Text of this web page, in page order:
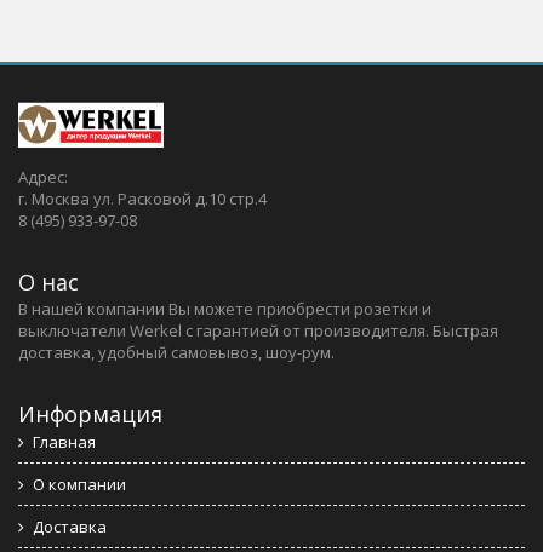
Адрес:
г. Москва ул. Расковой д.10 стр.4
8 (495) 933-97-08
О нас
В нашей компании Вы можете приобрести розетки и
выключатели Werkel c гарантией от производителя. Быстрая
доставка, удобный самовывоз, шоу-рум.
Информация
Главная
О компании
Доставка